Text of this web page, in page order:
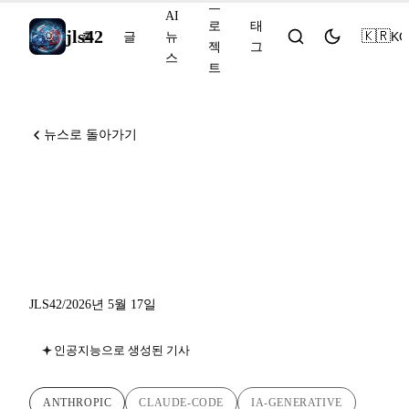
jls42
홈 글
AI
뉴
스
프
로
젝
트
태
그
🇰🇷KO
뉴스로 돌아가기
JLS42/2026년 5월 17일
인공지능으로 생성된 기사
ANTHROPIC CLAUDE-CODE IA-GENERATIVE